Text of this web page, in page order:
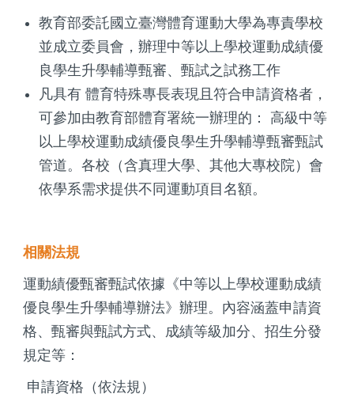
教育部委託國立臺灣體育運動大學為專責學校
並成立委員會，辦理中等以上學校運動成績優
良學生升學輔導甄審、甄試之試務工作
凡具有 體育特殊專長表現且符合申請資格者，
可參加由教育部體育署統一辦理的： 高級中等
以上學校運動成績優良學生升學輔導甄審甄試
管道。各校（含真理大學、其他大專校院）會
依學系需求提供不同運動項目名額。
相關法規
運動績優甄審甄試依據《中等以上學校運動成績
優良學生升學輔導辦法》辦理。內容涵蓋申請資
格、甄審與甄試方式、成績等級加分、招生分發
規定等：
申請資格（依法規）